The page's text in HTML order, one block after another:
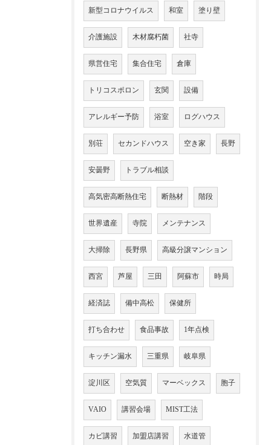
新型コロナウイルス 和室 塗り壁
介護施設 木材腐朽菌 社寺
県営住宅 集合住宅 倉庫
トリコスポロン 玄関 設備
アレルギー予防 浴室 ログハウス
別荘 セカンドハウス 空き家 長野
安曇野 トラブル相談
高気密高断熱住宅 断熱材 階段
世界遺産 寺院 メンテナンス
大掃除 長野県 高級分譲マンション
西宮 芦屋 三田 阿蘇市 時局
経済誌 備中高松 保健所
打ち合わせ 食品事故 1年点検
キッチン漏水 三重県 岐阜県
淀川区 空気質 マーベックス 胞子
VAIO 講習会場 MIST工法
カビ講習 加盟店講習 水道管